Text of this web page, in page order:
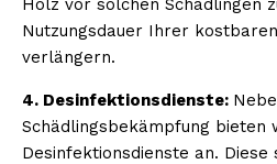
Nutzungsdauer Ihrer
verlängern.
4. Desinfektionsdienste:
Schädlingsbekämpfung bieten
Desinfektionsdienste an. Diese